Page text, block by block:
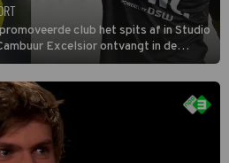
club het spits af in Studio
Excelsior ontvangt in de
Eredivisieseizoen. De nieuwe
hij wil aanvallend voetballen.